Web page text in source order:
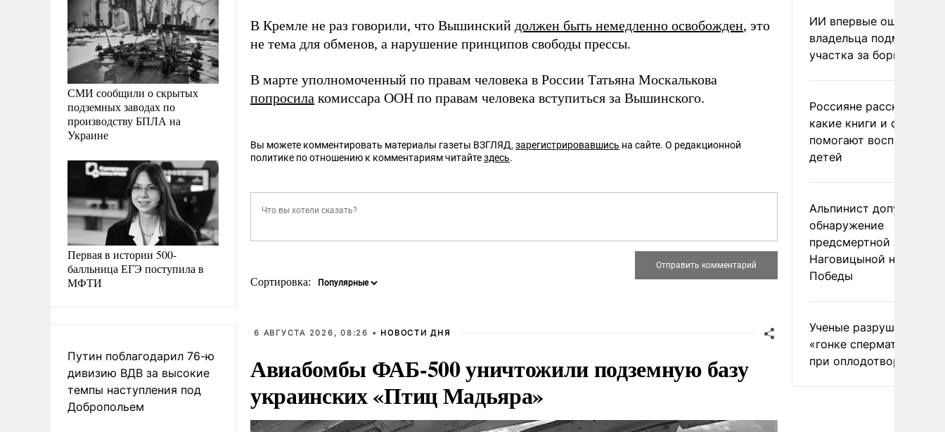
СМИ сообщили о скрытых
подземных заводах по
производству БПЛА на
Украине
Первая в истории 500-
балльница ЕГЭ поступила в
МФТИ
Путин поблагодарил 76-ю
дивизию ВДВ за высокие
темпы наступления под
Добропольем
В Кремле не раз говорили, что Вышинский должен быть немедленно освобожден, это
не тема для обменов, а нарушение принципов свободы прессы.
В марте уполномоченный по правам человека в России Татьяна Москалькова
попросила комиссара ООН по правам человека вступиться за Вышинского.
Вы можете комментировать материалы газеты ВЗГЛЯД, зарегистрировавшись на сайте. О редакционной
политике по отношению к комментариям читайтездесь.
Сортировка:
6 АВГУСТА 2026, 08:26 • НОВОСТИ ДНЯ
Авиабомбы ФАБ-500 уничтожили подземную базу
украинских «Птиц Мадьяра»
ИИ впервые
владельца
участка за борщевик
Россияне рассказали,
какие книги и фильмы
помогают воспитывать
детей
Альпинист допустил
обнаружение
предсмертной записки
Наговицыной на пике
Победы
Ученые разрушили миф
«гонке
при оплодотворении